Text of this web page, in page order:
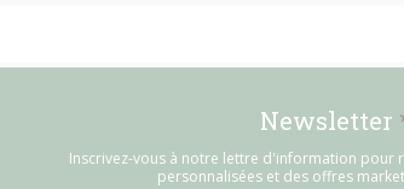
Newsletter
Inscrivez-vous à notre lettre d'information pour
personnalisées et des offres